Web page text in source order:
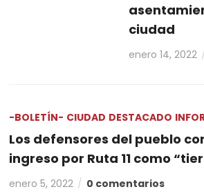
ciudad
enero 14, 2022
-BOLETÍN- CIUDAD DESTACADO
Los defensores del pueblo
ingreso por Ruta 11 como
enero 5, 2022 0 comentarios